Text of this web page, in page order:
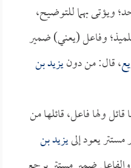
ويؤتى بهما للتوضيح،
وفاعل (يعني) ضمير
، قال: من دونيزيد بن
ولها فاعل، قائلها من
يعود إلىيزيد بن